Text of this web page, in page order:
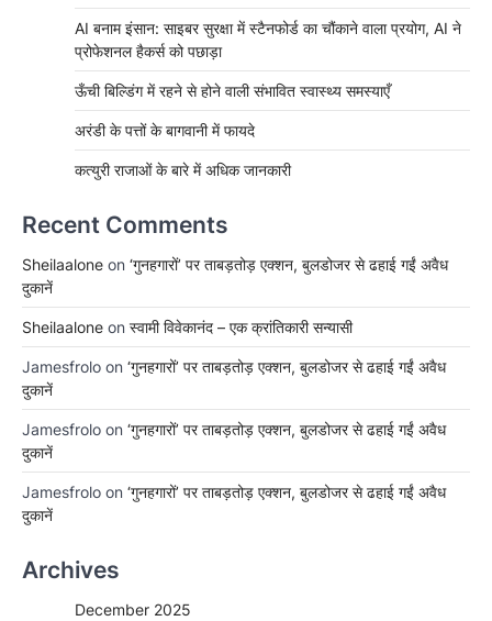
AI बनाम इंसान: साइबर सुरक्षा में स्टैनफोर्ड का चौंकाने वाला प्रयोग, AI ने
प्रोफेशनल हैकर्स को पछाड़ा
ऊँची बिल्डिंग में रहने से होने वाली संभावित स्वास्थ्य समस्याएँ
अरंडी के पत्तों के बागवानी में फायदे
कत्युरी राजाओं के बारे में अधिक जानकारी
Recent Comments
Sheilaalone on ‘गुनहगारों’ पर ताबड़तोड़ एक्शन, बुलडोजर से ढहाई गईं अवैध
दुकानें
Sheilaalone on स्वामी विवेकानंद – एक क्रांतिकारी सन्यासी
Jamesfrolo on ‘गुनहगारों’ पर ताबड़तोड़ एक्शन, बुलडोजर से ढहाई गईं अवैध
दुकानें
Jamesfrolo on ‘गुनहगारों’ पर ताबड़तोड़ एक्शन, बुलडोजर से ढहाई गईं अवैध
दुकानें
Jamesfrolo on ‘गुनहगारों’ पर ताबड़तोड़ एक्शन, बुलडोजर से ढहाई गईं अवैध
दुकानें
Archives
December 2025